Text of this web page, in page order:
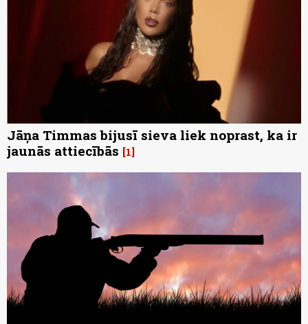
Jāņa Timmas bijusī sieva liek noprast, ka ir
jaunās attiecībās 1